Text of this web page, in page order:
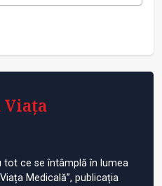
Viața
tot ce se întâmplă în lumea
Medicală”, publicația